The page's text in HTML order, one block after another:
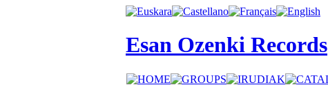
Esan Ozenki Records